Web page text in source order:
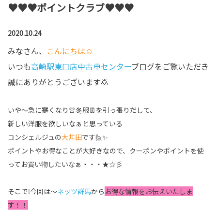
♥♥♥ポイントクラブ♥♥♥
2020.10.24
みなさん、 こんにちは☺
いつも高崎駅東口店中古車センターブログをご覧いただき
誠にありがとうございます🙇
いや～急に寒くなり👚冬服👖を引っ張りだして、
新しい洋服を欲しいなぁと思っている
コンシェルジュの大井田です🙋✨
ポイントやお得なことが大好きなので、クーポンやポイントを使
ってお買い物したいなぁ・・・★☆彡
そこで❕今回は～ネッツ群馬から お得な情報をお伝えいたしま
す！！